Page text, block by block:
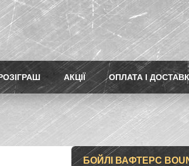
АКЦІЇ ОПЛАТА І
БОЙЛІ ВАФТЕРС